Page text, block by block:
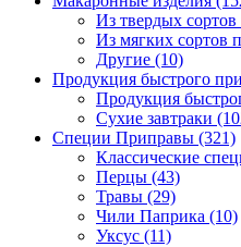
Из твердых
Из мягких сортов
Другие (10)
Продукция быстрого
Продукция
Сухие завтраки
Специи Приправы (321)
Классические
Перцы (43)
Травы (29)
Чили Паприка (10)
Уксус (11)